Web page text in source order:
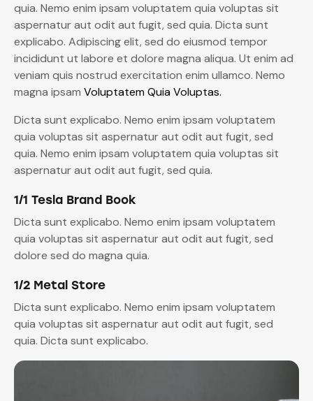
quia. Nemo enim ipsam voluptatem quia voluptas sit
aspernatur aut odit aut fugit, sed quia. Dicta sunt
explicabo. Adipiscing elit, sed do eiusmod tempor
incididunt ut labore et dolore magna aliqua. Ut enim ad
veniam quis nostrud exercitation enim ullamco. Nemo
magna ipsam Voluptatem Quia Voluptas.
Dicta sunt explicabo. Nemo enim ipsam voluptatem
quia voluptas sit aspernatur aut odit aut fugit, sed
quia. Nemo enim ipsam voluptatem quia voluptas sit
aspernatur aut odit aut fugit, sed quia.
1/1 Tesla Brand Book
Dicta sunt explicabo. Nemo enim ipsam voluptatem
quia voluptas sit aspernatur aut odit aut fugit, sed
dolore sed do magna quia.
1/2 Metal Store
Dicta sunt explicabo. Nemo enim ipsam voluptatem
quia voluptas sit aspernatur aut odit aut fugit, sed
quia. Dicta sunt explicabo.